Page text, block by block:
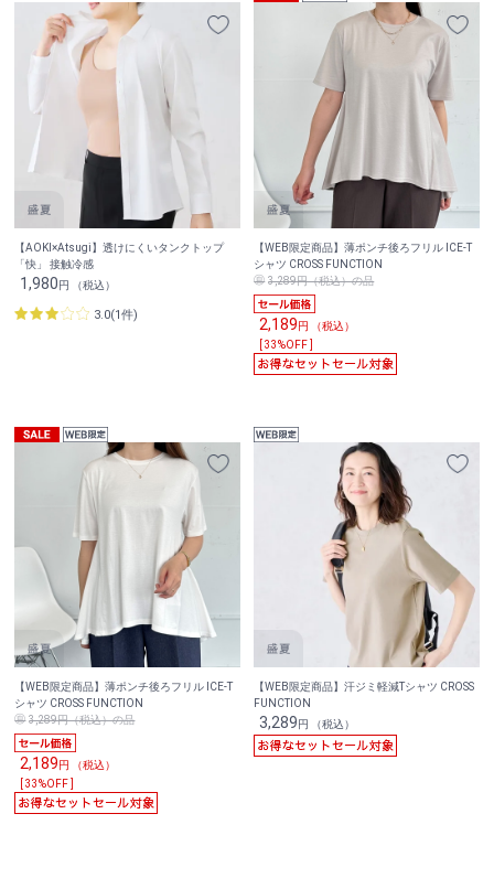
【AOKI×Atsugi】透けにくいタンクトップ
「快」 接触冷感
1,980円 （税込）
3.0(1件)
【WEB限定商品】薄ポンチ後ろフリル ICE-T
シャツ CROSS FUNCTION
3,289円（税込）の品
2,189円 （税込）
[ 33%OFF ]
【WEB限定商品】薄ポンチ後ろフリル ICE-T
シャツ CROSS FUNCTION
3,289円（税込）の品
2,189円 （税込）
[ 33%OFF ]
【WEB限定商品】汗ジミ軽減Tシャツ CROSS
FUNCTION
3,289円 （税込）